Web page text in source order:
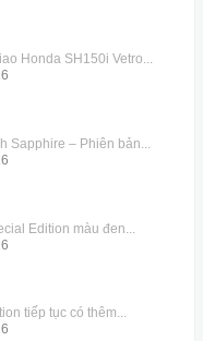
Honda SH150i Vetro...
Sapphire – Phiên bản...
Edition màu đen...
tiếp tục có thêm...